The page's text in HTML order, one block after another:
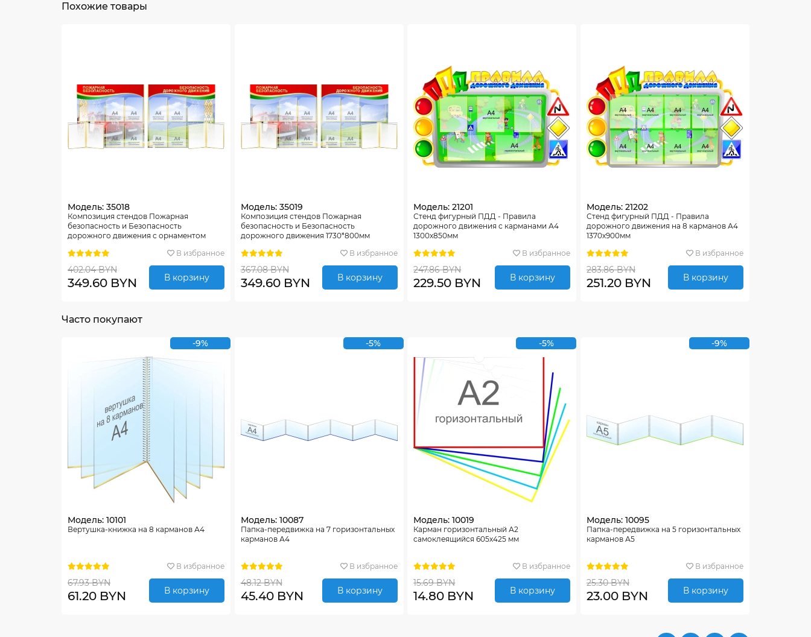
Похожие товары
Модель: 35018
Композиция стендов Пожарная
безопасность и Безопасность
дорожного движения с орнаментом
В избранное
402.04 BYN
349.60 BYN В корзину
Модель: 35019
Композиция стендов Пожарная
безопасность и Безопасность
дорожного движения 1730*800мм
В избранное
367.08 BYN
349.60 BYN В корзину
Модель: 21201
Стенд фигурный ПДД - Правила
дорожного движения с карманами А4
1300х850мм
В избранное
247.86 BYN
229.50 BYN В корзину
Модель: 21202
Стенд фигурный ПДД - Правила
дорожного движения на 8 карманов А4
1370х900мм
В избранное
283.86 BYN
251.20 BYN В корзину
Часто покупают
-9%
Модель: 10101
Вертушка-книжка на 8 карманов А4
В избранное
67.93 BYN
61.20 BYN В корзину
-5%
Модель: 10087
Папка-передвижка на 7 горизонтальных
карманов А4
В избранное
48.12 BYN
45.40 BYN В корзину
-5%
Модель: 10019
Карман горизонтальный А2
самоклеящийся 605х425 мм
В избранное
15.69 BYN
14.80 BYN В корзину
-9%
Модель: 10095
Папка-передвижка на 5 горизонтальных
карманов А5
В избранное
25.30 BYN
23.00 BYN В корзину